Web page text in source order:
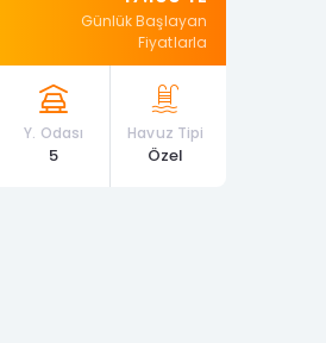
Günlük Başlayan
Fiyatlarla
Y. Odası
5
Havuz Tipi
Özel